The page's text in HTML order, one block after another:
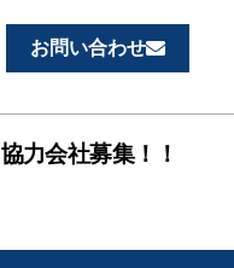
お問い合わせ
協力会社募集！！